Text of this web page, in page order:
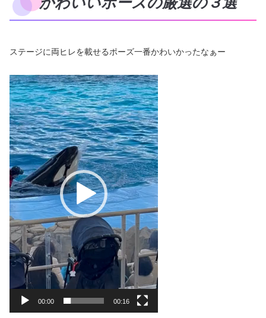
ステージに両ヒレを載せるポーズ一番かわいかったなぁー
動
画
プ
レ
ー
ヤ
ー
00:00 00:16